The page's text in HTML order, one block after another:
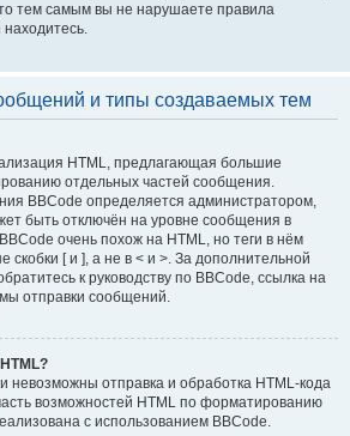
тем самым вы не нарушаете правила
и типы создаваемых тем
HTML, предлагающая большие
отдельных частей сообщения.
BBCode определяется администратором,
быть отключён на уровне сообщения в
очень похож на HTML, но теги в нём
скобки [ и ], а не в < и >. За дополнительной
к руководству по BBCode, ссылка на
отправки сообщений.
невозможны отправка и обработка HTML-кода
возможностей HTML по форматированию
с использованием BBCode.